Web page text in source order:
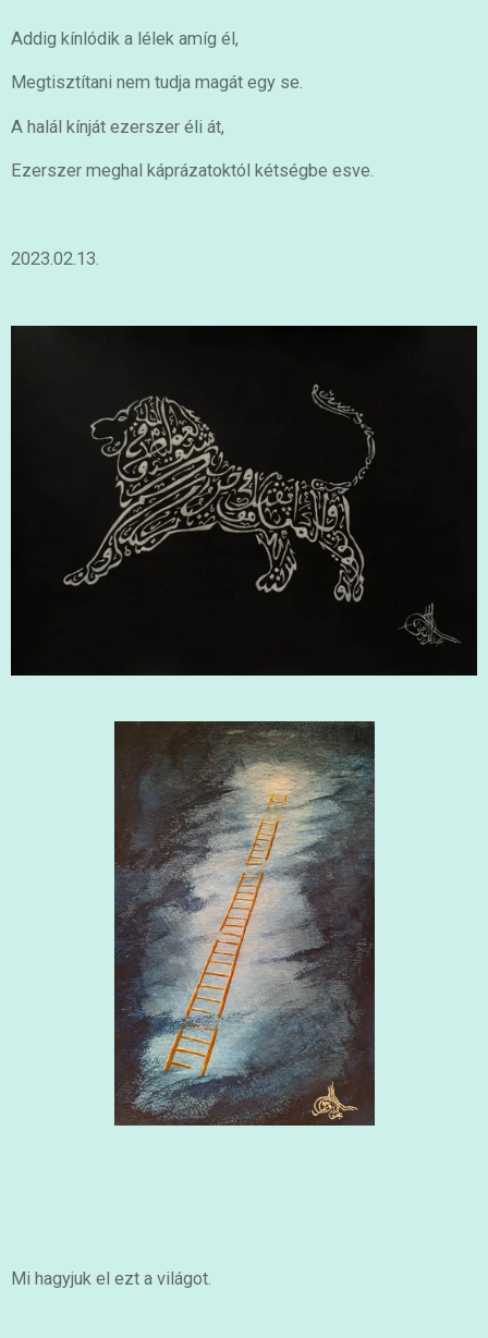
Addig kínlódik a lélek amíg él,
Megtisztítani nem tudja magát egy se.
A halál kínját ezerszer éli át,
Ezerszer meghal káprázatoktól kétségbe esve.
2023.02.13.
Mi hagyjuk el ezt a világot.